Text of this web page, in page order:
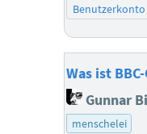
Was ist
Gunnar
menschelei